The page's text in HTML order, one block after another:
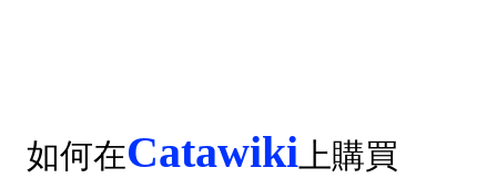
如何在Catawiki 上購買